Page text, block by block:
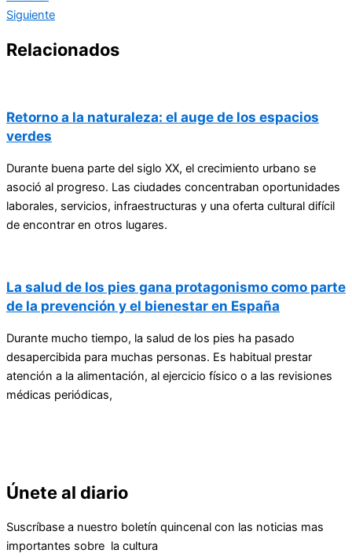
Siguiente
Relacionados
Retorno a la naturaleza: el auge de los espacios
verdes
Durante buena parte del siglo XX, el crecimiento urbano se
asoció al progreso. Las ciudades concentraban oportunidades
laborales, servicios, infraestructuras y una oferta cultural difícil
de encontrar en otros lugares.
La salud de los pies gana protagonismo como parte
de la prevención y el bienestar en España
Durante mucho tiempo, la salud de los pies ha pasado
desapercibida para muchas personas. Es habitual prestar
atención a la alimentación, al ejercicio físico o a las revisiones
médicas periódicas,
Únete al diario
Suscríbase a nuestro boletín quincenal con las noticias mas
importantes sobre la cultura